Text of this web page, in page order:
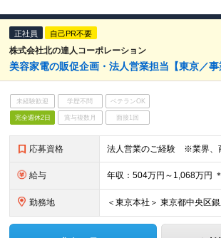
正社員 自己PR不要
株式会社北の達人コーポレーション
美容家電の販促企画・法人営業担当【東京／事
未経験歓迎 学歴不問 ベテランOK
完全週休2日 賞与複数月 面接1回
応募資格 法人営業のご経験 ※業界、
給与
勤務地